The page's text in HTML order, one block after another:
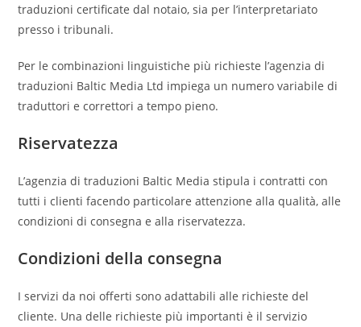
traduzioni certificate dal notaio, sia per l’interpretariato
presso i tribunali.
Per le combinazioni linguistiche più richieste l’agenzia di
traduzioni Baltic Media Ltd impiega un numero variabile di
traduttori e correttori a tempo pieno.
Riservatezza
L’agenzia di traduzioni Baltic Media stipula i contratti con
tutti i clienti facendo particolare attenzione alla qualità, alle
condizioni di consegna e alla riservatezza.
Condizioni della consegna
I servizi da noi offerti sono adattabili alle richieste del
cliente. Una delle richieste più importanti è il servizio